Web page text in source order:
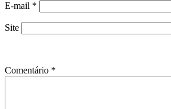
E-mail *
Site
Comentário *